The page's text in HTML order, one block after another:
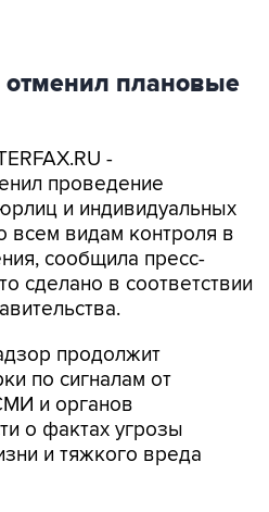
отменил плановые
-
проведение
и индивидуальных
всем видам контроля в
сообщила пресс-
сделано в соответствии
продолжит
по сигналам от
и органов
о фактах угрозы
и тяжкого вреда